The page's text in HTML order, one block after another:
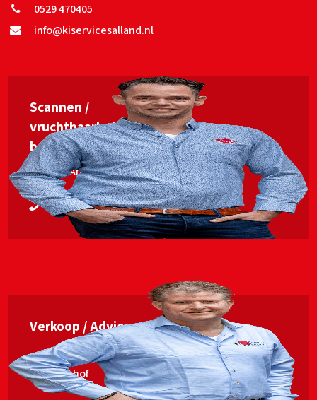
0529 470405
info@kiservicesalland.nl
Scannen /
vruchtbaarheids­
begeleiding
Jan van Ankum
06 53563448
Verkoop / Advies
Erwin Elshof